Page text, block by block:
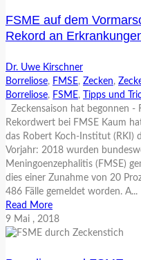
FSME auf dem
Rekord an
Dr. Uwe Kirschner
Borreliose, FMSE, Zecken,
Borreliose, FSME, Tipps und
Zeckensaison hat begonnen
Rekordwert bei FMSE Kaum
das Robert Koch-Institut (RKI)
Vorjahr: 2018 wurden
Meningoenzephalitis (FMSE)
dies einer Zunahme von 20
486 Fälle gemeldet worden. A...
Read More
9 Mai , 2018